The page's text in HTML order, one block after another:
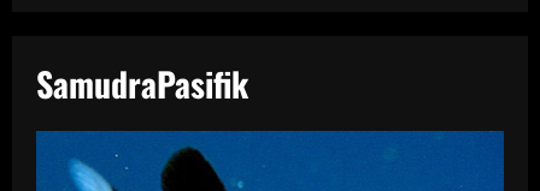
SamudraPasifik